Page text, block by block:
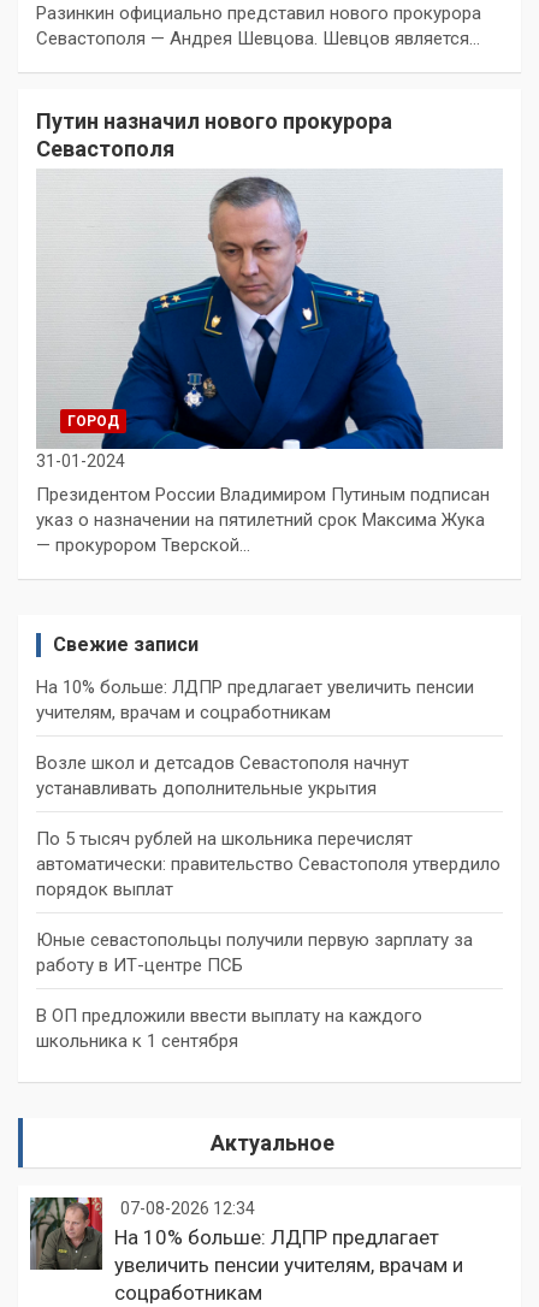
Разинкин официально представил нового прокурора
Севастополя — Андрея Шевцова. Шевцов является…
Путин назначил нового прокурора
Севастополя
ГОРОД
31-01-2024
Президентом России Владимиром Путиным подписан
указ о назначении на пятилетний срок Максима Жука
— прокурором Тверской…
Свежие записи
На 10% больше: ЛДПР предлагает увеличить пенсии
учителям, врачам и соцработникам
Возле школ и детсадов Севастополя начнут
устанавливать дополнительные укрытия
По 5 тысяч рублей на школьника перечислят
автоматически: правительство Севастополя утвердило
порядок выплат
Юные севастопольцы получили первую зарплату за
работу в ИТ-центре ПСБ
В ОП предложили ввести выплату на каждого
школьника к 1 сентября
Актуальное
07-08-2026 12:34
На 10% больше: ЛДПР предлагает
увеличить пенсии учителям, врачам и
соцработникам